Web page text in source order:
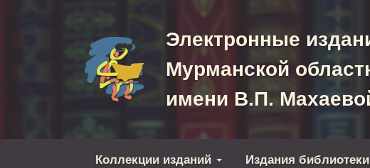
Электронные
Мурманской
имени В.П.
Коллекции изданий Издания библиотеки